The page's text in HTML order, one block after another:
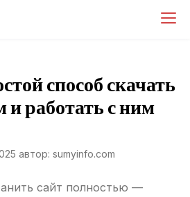
способ скачать
и работать с ним
автор: sumyinfo.com
сайт полностью —